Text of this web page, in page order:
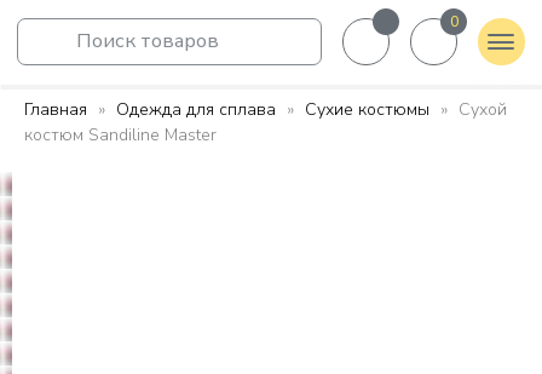
Главная Одежда для сплава Сухие костюмы
Сухой
костюм Sandiline Master